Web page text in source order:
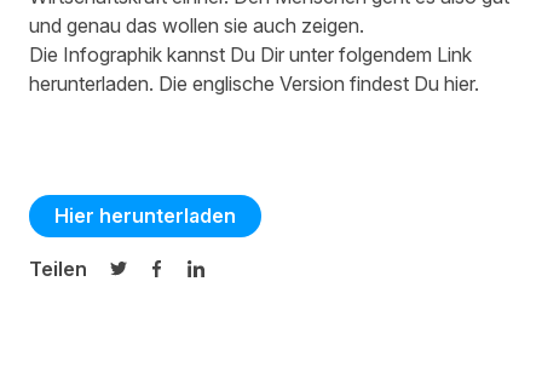
und genau das wollen sie auch zeigen.
Die Infographik kannst Du Dir unter folgendem Link
herunterladen. Die englische Version findest Du hier.
Hier herunterladen
Teilen
Auf Twitter teilen
Auf Facebook teilen
Auf LinkedIn teilen